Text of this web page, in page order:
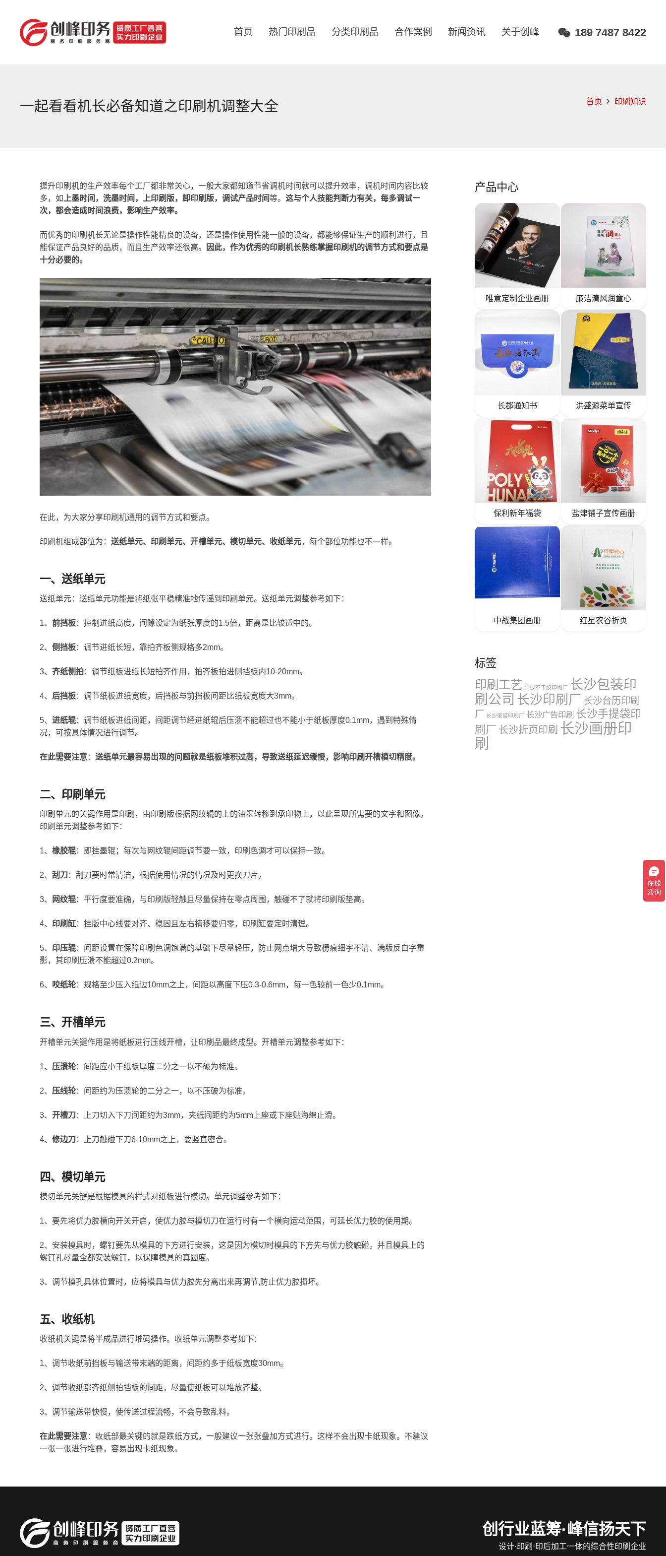
首页 热门印刷品 分类印刷品 合作案例 新闻资讯 关于创峰 189 7487 8422
一起看看机长必备知道之印刷机调整大全 首页 印刷知识
提升印刷机的生产效率每个工厂都非常关心，一般大家都知道节省调机时间就可以提升效率，调机时间内容比较
多，如 上墨时间，洗墨时间，上印刷版，卸印刷版，调试产品时间等。 这与个人技能判断力有关，每多调试一
次，都会造成时间浪费，影响生产效率。
而优秀的印刷机长无论是操作性能精良的设备，还是操作使用性能一般的设备，都能够保证生产的顺利进行，且
能保证产品良好的品质，而且生产效率还很高。
因此，作为优秀的印刷机长熟练掌握印刷机的调节方式和要点是
十分必要的。
在此，为大家分享印刷机通用的调节方式和要点。
印刷机组成部位为： 送纸单元、印刷单元、开槽单元、模切单元、收纸单元，每个部位功能也不一样。
一、送纸单元
送纸单元：送纸单元功能是将纸张平稳精准地传递到印刷单元。送纸单元调整参考如下：
1、 前挡板 ：控制进纸高度，间隙设定为纸张厚度的1.5倍，距离是比较适中的。
2、 侧挡板 ：调节进纸长短，靠拍齐板侧规格多2mm。
3、 齐纸侧拍 ：调节纸板进纸长短拍齐作用，拍齐板拍进侧挡板内10-20mm。
4、 后挡板 ：调节纸板进纸宽度，后挡板与前挡板间距比纸板宽度大3mm。
5、 进纸辊：调节纸板进纸间距，间距调节经进纸辊后压溃不能超过也不能小于纸板厚度0.1mm，遇到特殊情
况，可按具体情况进行调节。
在此需要注意： 送纸单元最容易出现的问题就是纸板堆积过高，导致送纸延迟缓慢，影响印刷开槽模切精度。
二、印刷单元
印刷单元的关键作用是印刷，由印刷版根据网纹辊的上的油墨转移到承印物上，以此呈现所需要的文字和图像。
印刷单元调整参考如下：
1、 橡胶辊：即挂墨辊；每次与网纹辊间距调节要一致，印刷色调才可以保持一致。
2、 刮刀 ：刮刀要时常清洁，根据使用情况的情况及时更换刀片。
3、 网纹辊：平行度要准确，与印刷版轻触且尽量保持在零点周围，触碰不了就将印刷版垫高。
4、 印刷缸：挂版中心线要对齐、稳固且左右横移要归零，印刷缸要定时清理。
5、 印压辊：间距设置在保障印刷色调饱满的基础下尽量轻压，防止网点增大导致楞痕细字不清、满版反白字重
影，其印刷压溃不能超过0.2mm。
6、 咬纸轮：规格至少压入纸边10mm之上，间距以高度下压0.3-0.6mm，每一色较前一色少0.1mm。
三、开槽单元
开槽单元关键作用是将纸板进行压线开槽，让印刷品最终成型。开槽单元调整参考如下：
1、 压溃轮：间距应小于纸板厚度二分之一以不破为标准。
2、 压线轮：间距约为压溃轮的二分之一，以不压破为标准。
3、 开槽刀：上刀切入下刀间距约为3mm，夹纸间距约为5mm上座或下座贴海绵止滑。
4、 修边刀：上刀触碰下刀6-10mm之上，要竖直密合。
四、模切单元
模切单元关键是根据模具的样式对纸板进行模切。单元调整参考如下：
1、要先将优力胶横向开关开启，使优力胶与模切刀在运行时有一个横向运动范围，可延长优力胶的使用期。
2、安装模具时，螺钉要先从模具的下方进行安装，这是因为模切时模具的下方先与优力胶触碰。并且模具上的
螺钉孔尽量全都安装螺钉，以保障模具的真圆度。
3、调节模孔具体位置时，应将模具与优力胶先分离出来再调节,防止优力胶损坏。
五、收纸机
收纸机关键是将半成品进行堆码操作。收纸单元调整参考如下：
1、调节收纸前挡板与输送带末端的距离，间距约多于纸板宽度30mm。
2、调节收纸部齐纸侧拍挡板的间距，尽量使纸板可以堆放齐整。
3、调节输送带快慢，使传送过程流畅，不会导致乱料。
在此需要注意：收纸部最关键的就是跌纸方式，一般建议一张张叠加方式进行。这样不会出现卡纸现象。不建议
一张一张进行堆叠，容易出现卡纸现象。
产品中心
唯意定制企业画册 廉洁清风润童心
长郡通知书 洪盛源菜单宣传
保利新年福袋 盐津铺子宣传画册
中战集团画册 红星农谷折页
标签
印刷工艺 长沙不干胶印刷厂 长沙包装印
刷公司 长沙印刷厂 长沙台历印刷
厂 长沙家谱印刷厂 长沙广告印刷 长沙手提袋印
刷厂 长沙折页印刷 长沙画册印
刷
创行业蓝筹·峰信扬天下
设计·印刷·印后加工一体的综合性印刷企业